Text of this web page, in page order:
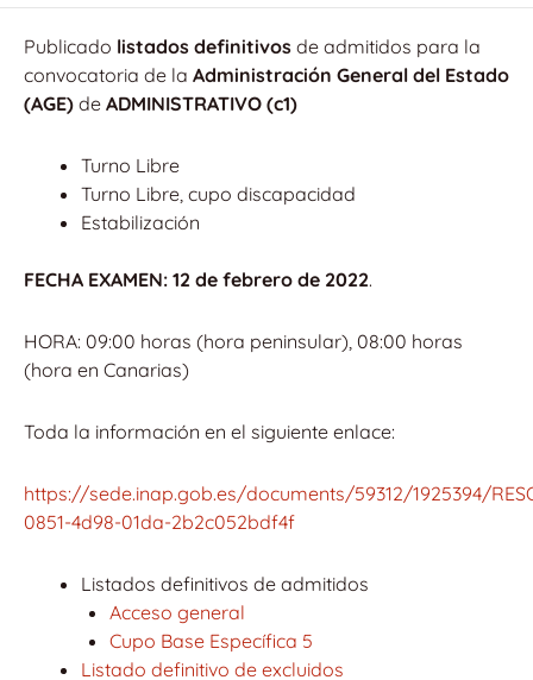
Publicado listados definitivos de admitidos para la
convocatoria de la Administración General del Estado
(AGE) de ADMINISTRATIVO (c1)
Turno Libre
Turno Libre, cupo discapacidad
Estabilización
FECHA EXAMEN: 12 de febrero de 2022.
HORA: 09:00 horas (hora peninsular), 08:00 horas
(hora en Canarias)
Toda la información en el siguiente enlace:
https://sede.inap.gob.es/documents/59312/1925394/
0851-4d98-01da-2b2c052bdf4f
Listados definitivos de admitidos
Acceso general
Cupo Base Específica 5
Listado definitivo de excluidos